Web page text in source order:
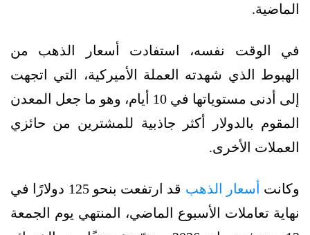
الماضية.
في الوقت نفسه، استفادت أسعار الذهب من
الهبوط الذي شهدته العملة الأميركية، التي اتجهت
إلى أدنى مستوياتها في 10 أيام، وهو ما جعل المعدن
المقوم بالدولار أكثر جاذبية للمشترين من حائزي
العملات الأخرى.
وكانت أسعار الذهب
قد ارتفعت بنحو 125 دولارًا في
نهاية تعاملات الأسبوع الماضي، المنتهي يوم الجمعة